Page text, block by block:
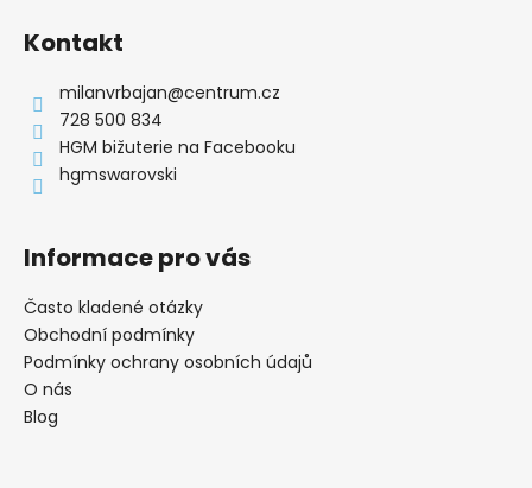
Kontakt
milanvrbajan@centrum.cz
728 500 834
HGM bižuterie na Facebooku
hgmswarovski
Informace pro vás
Často kladené otázky
Obchodní podmínky
Podmínky ochrany osobních údajů
O nás
Blog